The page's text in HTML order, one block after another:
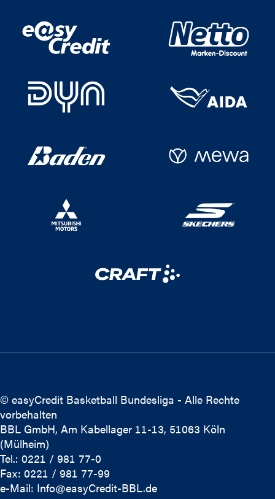
© easyCredit Basketball Bundesliga - Alle Rechte
vorbehalten
BBL GmbH, Am Kabellager 11-13, 51063 Köln
(Mülheim)
Tel.: 0221 / 981 77-0
Fax: 0221 / 981 77-99
e-Mail: Info@easyCredit-BBL.de